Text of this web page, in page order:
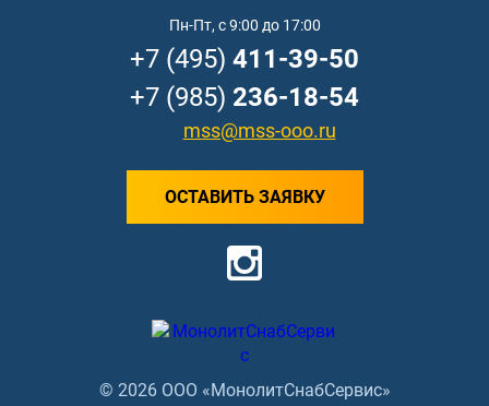
© 2026 ООО «МонолитСнабСервис»
Пн-Пт, с 9:00 до 17:00
+7 (495) 411-39-50
+7 (985) 236-18-54
mss@mss-ooo.ru
ОСТАВИТЬ ЗАЯВКУ